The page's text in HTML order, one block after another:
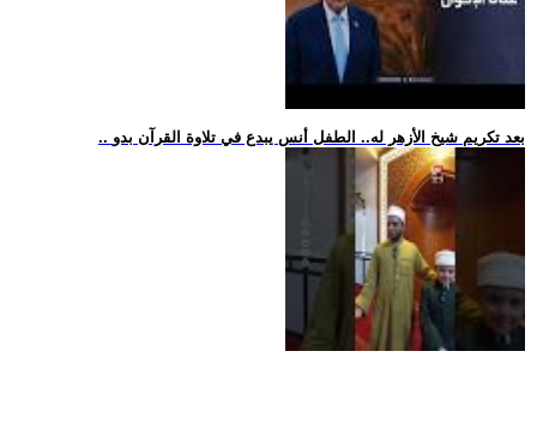
.. بعد تكريم شيخ الأزهر له.. الطفل أنس يبدع في تلاوة القرآن بدو